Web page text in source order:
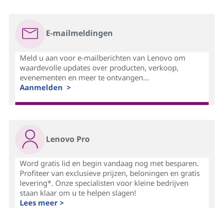
E-mailmeldingen
Meld u aan voor e-mailberichten van Lenovo om
waardevolle updates over producten, verkoop,
evenementen en meer te ontvangen...
Aanmelden >
Lenovo Pro
Word gratis lid en begin vandaag nog met besparen.
Profiteer van exclusieve prijzen, beloningen en gratis
levering*. Onze specialisten voor kleine bedrijven
staan klaar om u te helpen slagen!
Lees meer >